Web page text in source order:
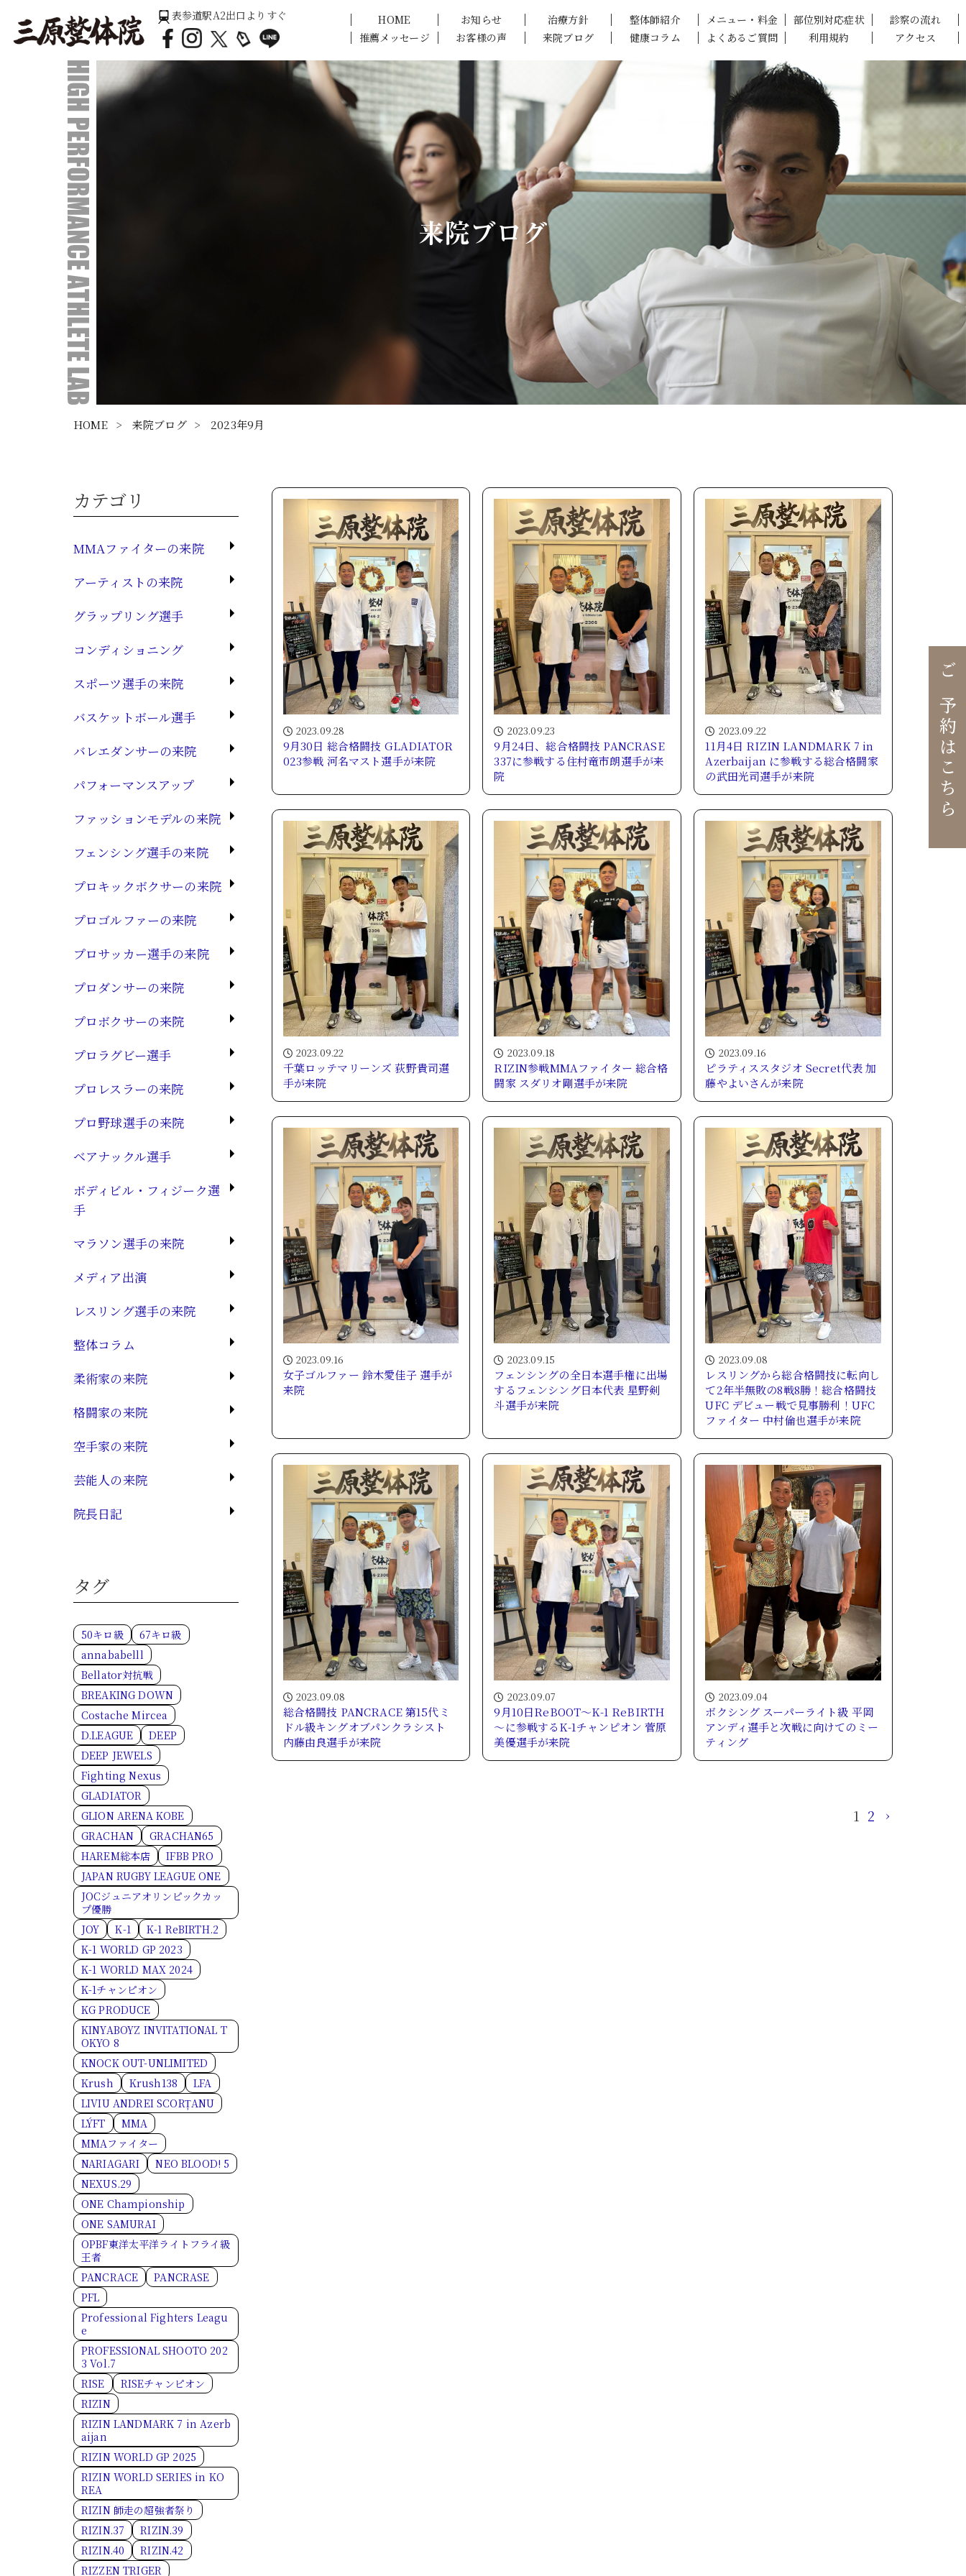
表参道駅A2出口よりすぐ HOME お知らせ 治療方針 整体師紹介 メニュー・料金 部位別対応症状
診察の流れ
推薦メッセージ
お客様の声 来院ブログ 健康コラム よくあるご質問 利用規約 アクセス
ご予約はこちら
来院ブログ
HOME > 来院ブログ > 2023年9月
2023.09.28
9月30日 総合格闘技 GLADIATOR
023参戦 河名マスト選手が来院
2023.09.23
9月24日、総合格闘技 PANCRASE
337に参戦する住村竜市朗選手が来
院
2023.09.22
11月4日 RIZIN LANDMARK 7 in
Azerbaijan に参戦する総合格闘家
の武田光司選手が来院
2023.09.22
千葉ロッテマリーンズ 荻野貴司選
手が来院
2023.09.18
RIZIN参戦MMAファイター 総合格
闘家 スダリオ剛選手が来院
2023.09.16
ピラティススタジオ Secret代表 加
藤やよいさんが来院
2023.09.16
女子ゴルファー 鈴木愛佳子 選手が
来院
2023.09.15
フェンシングの全日本選手権に出場
するフェンシング日本代表 星野剣
斗選手が来院
2023.09.08
レスリングから総合格闘技に転向し
て2年半無敗の8戦8勝！総合格闘技
UFC デビュー戦で見事勝利！UFC
ファイター 中村倫也選手が来院
2023.09.08
総合格闘技 PANCRACE 第15代ミ
ドル級キングオブパンクラシスト
内藤由良選手が来院
2023.09.07
9月10日ReBOOT～K-1 ReBIRTH
～に参戦するK-1チャンピオン 菅原
美優選手が来院
2023.09.04
ボクシング スーパーライト級 平岡
アンディ選手と次戦に向けてのミー
ティング
1 2 ›
カテゴリ
MMAファイターの来院
アーティストの来院
グラップリング選手
コンディショニング
スポーツ選手の来院
バスケットボール選手
バレエダンサーの来院
パフォーマンスアップ
ファッションモデルの来院
フェンシング選手の来院
プロキックボクサーの来院
プロゴルファーの来院
プロサッカー選手の来院
プロダンサーの来院
プロボクサーの来院
プロラグビー選手
プロレスラーの来院
プロ野球選手の来院
ベアナックル選手
ボディビル・フィジーク選
手
マラソン選手の来院
メディア出演
レスリング選手の来院
整体コラム
柔術家の来院
格闘家の来院
空手家の来院
芸能人の来院
院長日記
タグ
50キロ級
67キロ級
annababelll
Bellator対抗戦
BREAKING DOWN
Costache Mircea
D.LEAGUE
DEEP
DEEP JEWELS
Fighting Nexus
GLADIATOR
GLION ARENA KOBE
GRACHAN
GRACHAN65
HAREM総本店
IFBB PRO
JAPAN RUGBY LEAGUE ONE
JOCジュニアオリンピックカッ
プ優勝
JOY
K-1
K-1 ReBIRTH.2
K-1 WORLD GP 2023
K-1 WORLD MAX 2024
K-1チャンピオン
KG PRODUCE
KINYABOYZ INVITATIONAL T
OKYO 8
KNOCK OUT-UNLIMITED
Krush
Krush138
LFA
LIVIU ANDREI SCORȚANU
LÝFT
MMA
MMAファイター
NARIAGARI
NEO BLOOD! 5
NEXUS.29
ONE Championship
ONE SAMURAI
OPBF東洋太平洋ライトフライ級
王者
PANCRACE
PANCRASE
PFL
Professional Fighters Leagu
e
PROFESSIONAL SHOOTO 202
3 Vol.7
RISE
RISEチャンピオン
RIZIN
RIZIN LANDMARK 7 in Azerb
aijan
RIZIN WORLD GP 2025
RIZIN WORLD SERIES in KO
REA
RIZIN 師走の超強者祭り
RIZIN.37
RIZIN.39
RIZIN.40
RIZIN.42
RIZZEN TRIGER